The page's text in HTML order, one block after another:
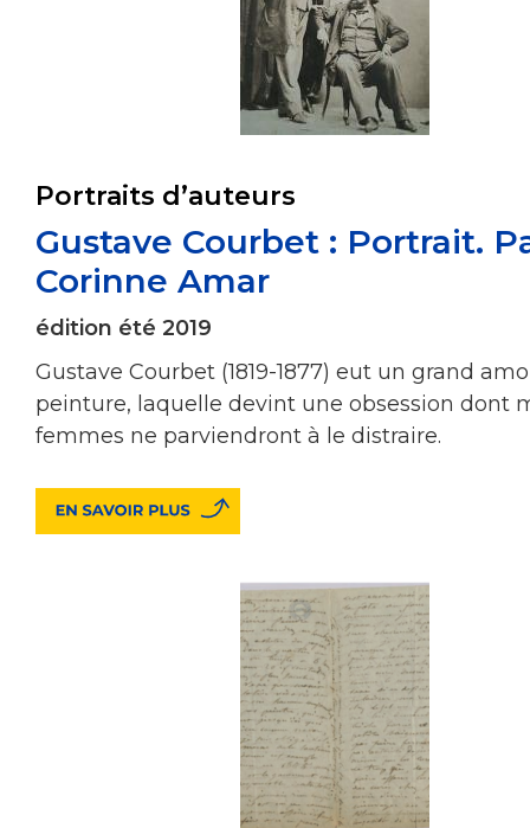
Portraits d’auteurs
Gustave Courbet : Portrait.
Corinne Amar
édition été 2019
Gustave Courbet (1819-1877) eut un grand
peinture, laquelle devint une obsession dont
femmes ne parviendront à le distraire.